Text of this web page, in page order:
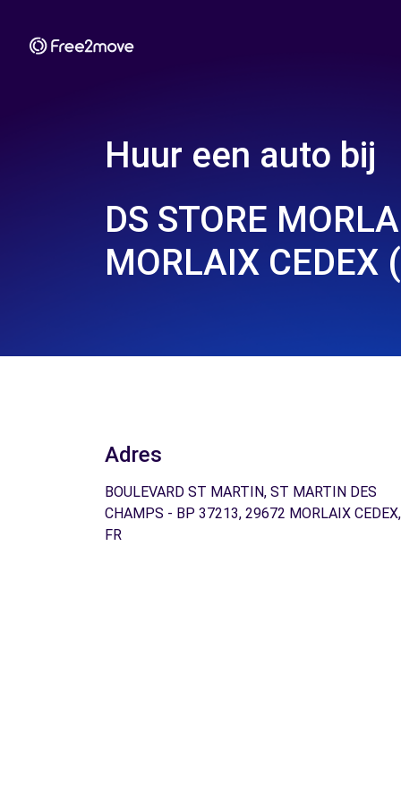
Huur een auto bij
DS STORE
MORLAIX CEDEX
Adres
BOULEVARD ST MARTIN, ST MARTIN DES
CHAMPS - BP 37213, 29672 MORLAIX CEDEX,
FR